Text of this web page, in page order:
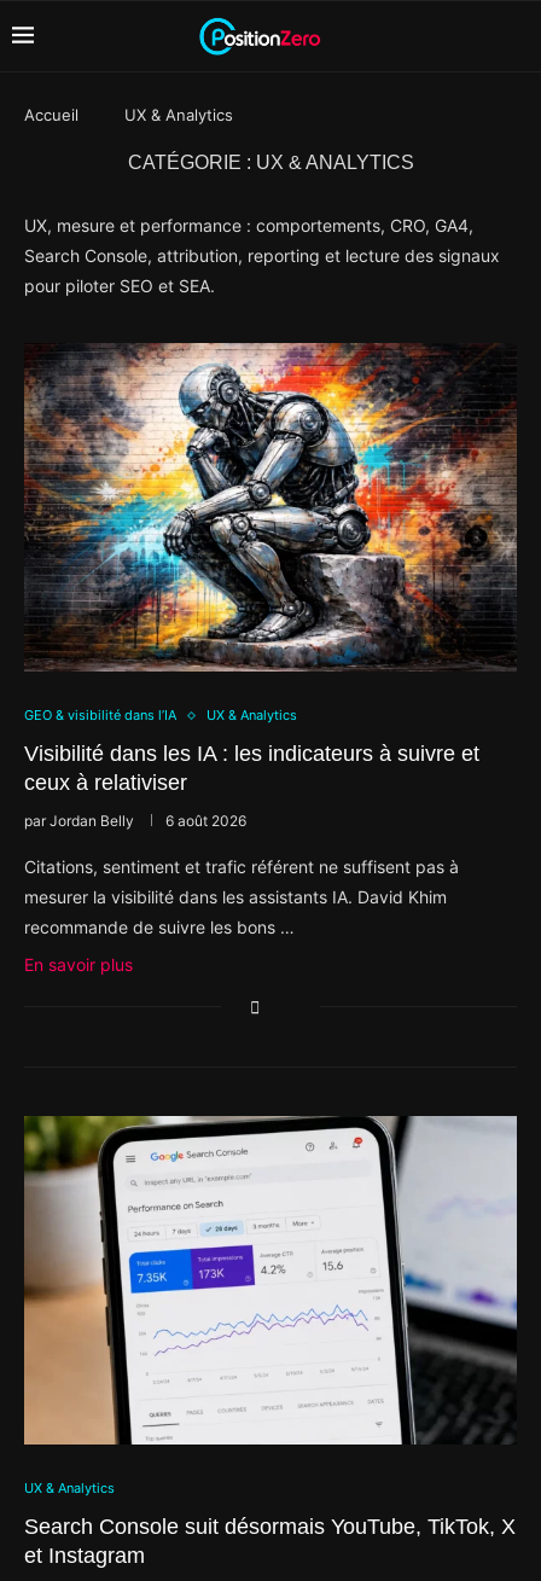
Accueil UX & Analytics
CATÉGORIE : UX & ANALYTICS
UX, mesure et performance : comportements, CRO, GA4,
Search Console, attribution, reporting et lecture des signaux
pour piloter SEO et SEA.
GEO & visibilité dans l’IA UX & Analytics
Visibilité dans les IA : les indicateurs à suivre et
ceux à relativiser
parJordan Belly 6 août 2026
Citations, sentiment et trafic référent ne suffisent pas à
mesurer la visibilité dans les assistants IA. David Khim
recommande de suivre les bons …
En savoir plus
UX & Analytics
Search Console suit désormais YouTube, TikTok, X
et Instagram